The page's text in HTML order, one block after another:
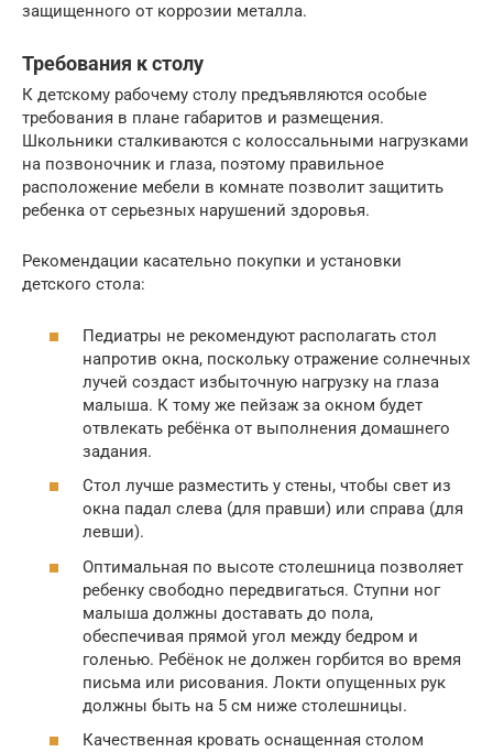
защищенного от коррозии металла.
Требования к столу
К детскому рабочему столу предъявляются особые
требования в плане габаритов и размещения.
Школьники сталкиваются с колоссальными нагрузками
на позвоночник и глаза, поэтому правильное
расположение мебели в комнате позволит защитить
ребенка от серьезных нарушений здоровья.
Рекомендации касательно покупки и установки
детского стола:
Педиатры не рекомендуют располагать стол
напротив окна, поскольку отражение солнечных
лучей создаст избыточную нагрузку на глаза
малыша. К тому же пейзаж за окном будет
отвлекать ребёнка от выполнения домашнего
задания.
Стол лучше разместить у стены, чтобы свет из
окна падал слева (для правши) или справа (для
левши).
Оптимальная по высоте столешница позволяет
ребенку свободно передвигаться. Ступни ног
малыша должны доставать до пола,
обеспечивая прямой угол между бедром и
голенью. Ребёнок не должен горбится во время
письма или рисования. Локти опущенных рук
должны быть на 5 см ниже столешницы.
Качественная кровать оснащенная столом